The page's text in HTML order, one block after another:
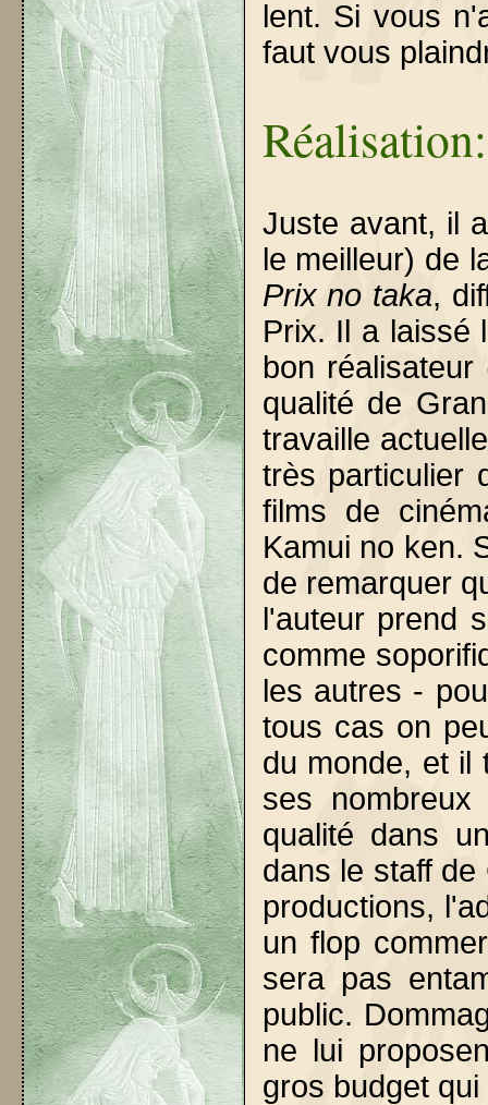
lent. Si vous
faut vous
Juste avant, il
le meilleur) de
Prix no taka,
Prix. Il a laissé
bon
qualité de
travaille
très particulier
films de
Kamui no ken.
de remarquer
l'auteur prend
comme
les autres -
tous cas on
du monde, et il
ses
qualité dans
dans le staff
productions,
un flop
sera pas
public.
ne lui
gros budget